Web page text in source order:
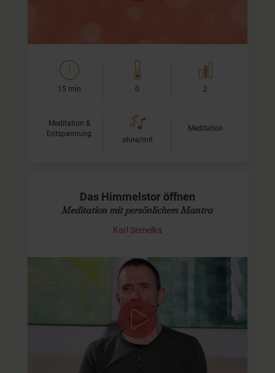
15 min 0 2
Meditation &
Entspannung
ohne/mit
Meditation
Das Himmelstor öffnen
Meditation mit persönlichem Mantra
Karl Semelka
Achtsamkeit durch Meditation
Dich erwartet eine geführte Meditation, bei der wir
zunächst mit unserer Achtsamkeit durch den Körper
gehen, und dann mit einem positiven Leitsatz oder einem
Mantra…